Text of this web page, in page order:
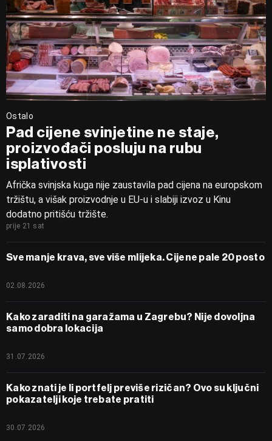
Ostalo
Pad cijene svinjetine ne staje,
proizvođači posluju na rubu
isplativosti
Afrička svinjska kuga nije zaustavila pad cijena na europskom
tržištu, a višak proizvodnje u EU-u i slabiji izvoz u Kinu
dodatno pritišću tržište.
prije 21 sat
Sve manje krava, sve više mlijeka. Cijene pale 20 posto
02.08.2026
Kako zaraditi na garažama u Zagrebu? Nije dovoljna
samo dobra lokacija
31.07.2026
Kako znati je li portfelj previše rizičan? Ovo su ključni
pokazatelji koje trebate pratiti
30.07.2026